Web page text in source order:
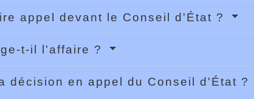
appel devant le Conseil d'État ?
t-il l'affaire ?
décision en appel du Conseil d'État ?